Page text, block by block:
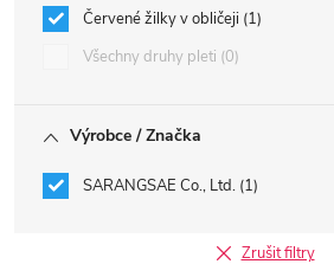
Červené žilky v obličeji 1
Všechny druhy pleti 0
Výrobce / Značka
SARANGSAE Co., Ltd. 1
Zrušit filtry